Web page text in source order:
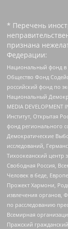
* Перечень
признана
Федерации:
Национальный фонд в
Общество Фонд
российский фонд по
Национальный
MEDIA
Институт, Открытая
фонд регионального
Демократические
исследований,
Тихоокеанский
Свободная Россия,
Человек в беде,
Прожект Хармони,
извлечения органов,
по расследованию
Всемирная
Пражский